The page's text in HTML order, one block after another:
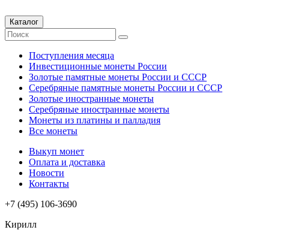
Каталог
Поступления месяца
Инвестиционные монеты России
Золотые памятные монеты России и СССР
Серебряные памятные монеты России и СССР
Золотые иностранные монеты
Серебряные иностранные монеты
Монеты из платины и палладия
Все монеты
Выкуп монет
Оплата и доставка
Новости
Контакты
+7 (495) 106-3690
Кирилл